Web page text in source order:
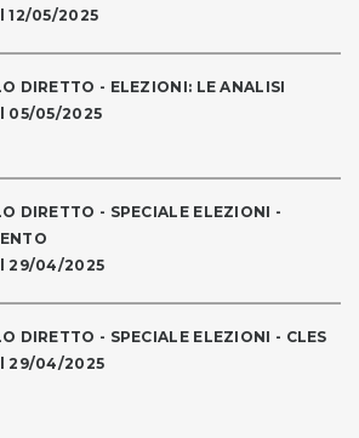
12/05/2025
DIRETTO - ELEZIONI: LE ANALISI
05/05/2025
DIRETTO - SPECIALE ELEZIONI -
29/04/2025
DIRETTO - SPECIALE ELEZIONI - CLES
29/04/2025